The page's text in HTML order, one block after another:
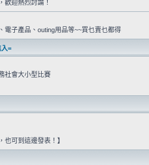
歡迎熱烈討論！
電子產品、outing用品等~~買乜賣乜都得
=
社會大小型比賽
也可到這邊發表！】